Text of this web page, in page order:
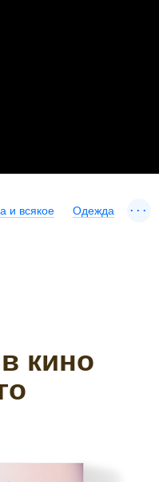
и всякое Одежда ...
кино